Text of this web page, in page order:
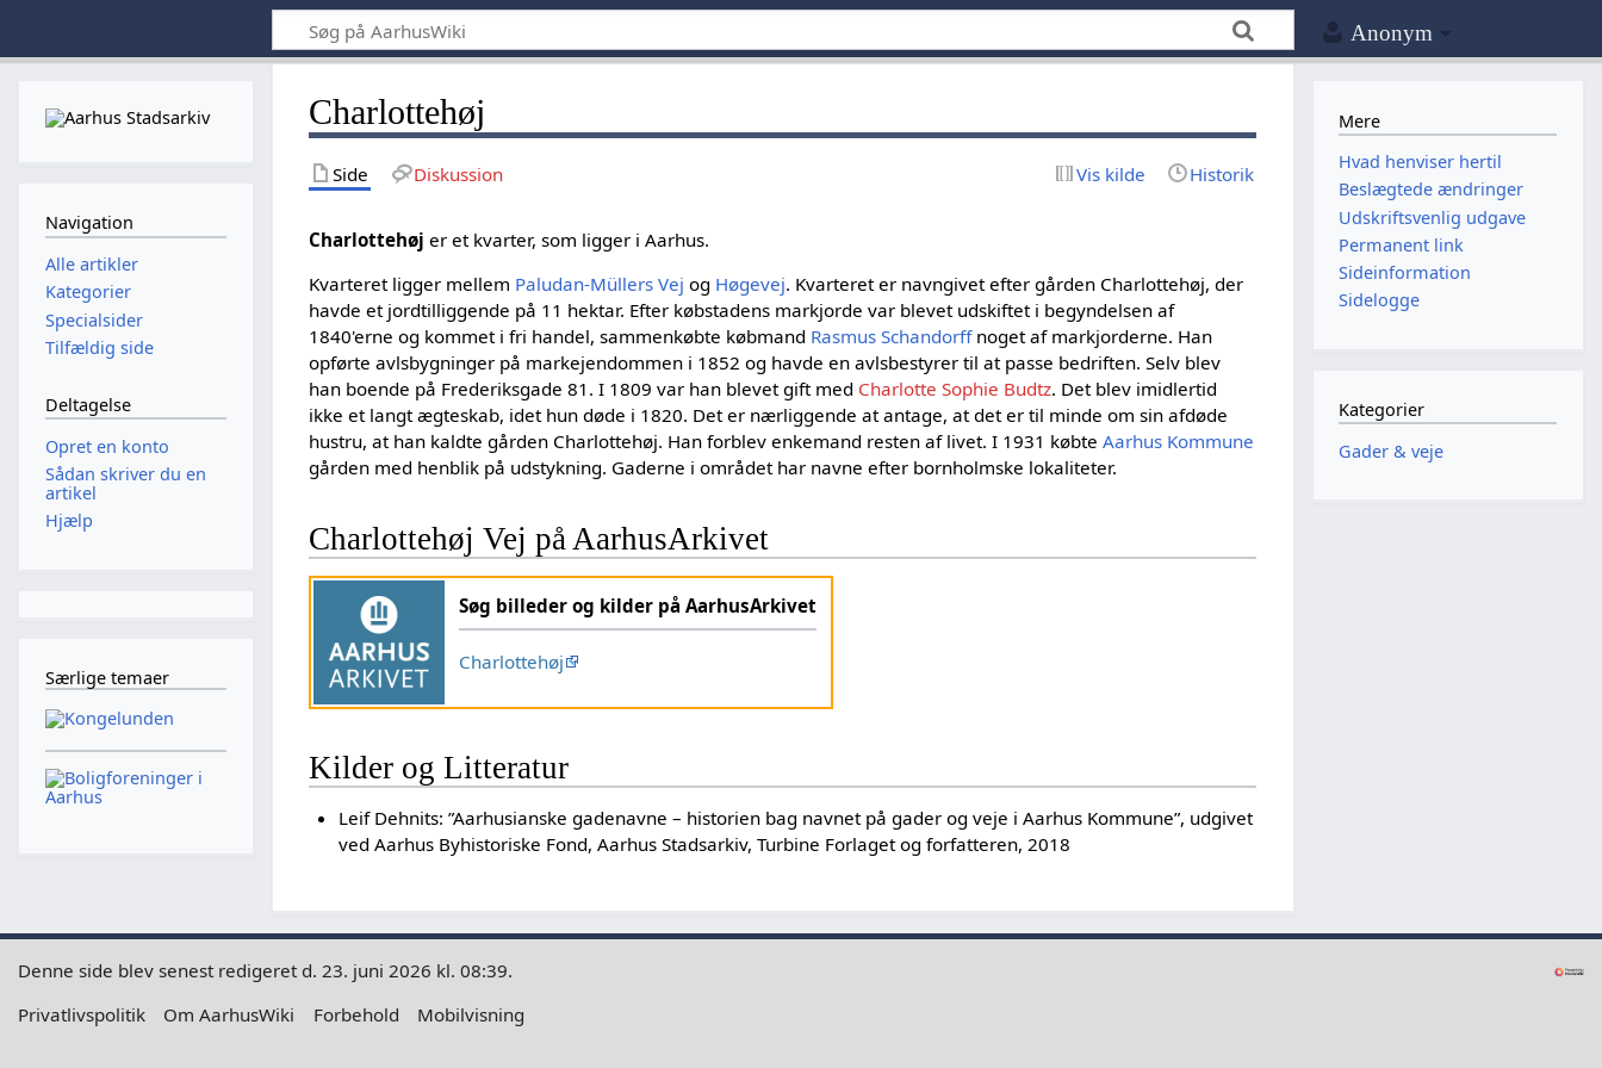
Anonym
Charlottehøj
Side Diskussion Vis kilde Historik
Charlottehøj er et kvarter, som ligger i Aarhus.
Kvarteret ligger mellem Paludan-Müllers Vej og Høgevej. Kvarteret er navngivet efter gården Charlottehøj, der
havde et jordtilliggende på 11 hektar. Efter købstadens markjorde var blevet udskiftet i begyndelsen af
1840'erne og kommet i fri handel, sammenkøbte købmand Rasmus Schandorffnoget af markjorderne. Han
opførte avlsbygninger på markejendommen i 1852 og havde en avlsbestyrer til at passe bedriften. Selv blev
han boende på Frederiksgade 81. I 1809 var han blevet gift med Charlotte Sophie Budtz. Det blev imidlertid
ikke et langt ægteskab, idet hun døde i 1820. Det er nærliggende at antage, at det er til minde om sin afdøde
hustru, at han kaldte gården Charlottehøj. Han forblev enkemand resten af livet. I 1931 købteAarhus Kommune
gården med henblik på udstykning. Gaderne i området har navne efter bornholmske lokaliteter.
Charlottehøj Vej på AarhusArkivet
Søg billeder og kilder på AarhusArkivet
Charlottehøj
Kilder og Litteratur
Leif Dehnits: ”Aarhusianske gadenavne – historien bag navnet på gader og veje i Aarhus Kommune”, udgivet
ved Aarhus Byhistoriske Fond, Aarhus Stadsarkiv, Turbine Forlaget og forfatteren, 2018
Navigation
Alle artikler
Kategorier
Specialsider
Tilfældig side
Deltagelse
Opret en konto
Sådan skriver du en
artikel
Hjælp
Særlige temaer
Mere
Hvad henviser hertil
Beslægtede ændringer
Udskriftsvenlig udgave
Permanent link
Sideinformation
Sidelogge
Kategorier
Gader & veje
Denne side blev senest redigeret d. 23. juni 2026 kl. 08:39.
Privatlivspolitik
Om AarhusWiki Forbehold Mobilvisning